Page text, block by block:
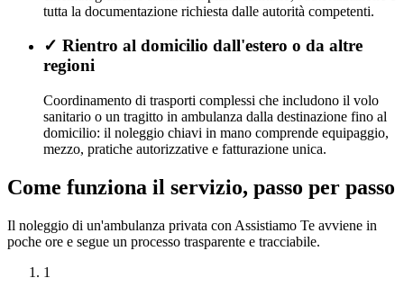
tutta la documentazione richiesta dalle autorità competenti.
✓ Rientro al domicilio dall'estero o da altre
regioni
Coordinamento di trasporti complessi che includono il volo
sanitario o un tragitto in ambulanza dalla destinazione fino al
domicilio: il noleggio chiavi in mano comprende equipaggio,
mezzo, pratiche autorizzative e fatturazione unica.
Come funziona il servizio, passo per passo
Il noleggio di un'ambulanza privata con Assistiamo Te avviene in
poche ore e segue un processo trasparente e tracciabile.
1